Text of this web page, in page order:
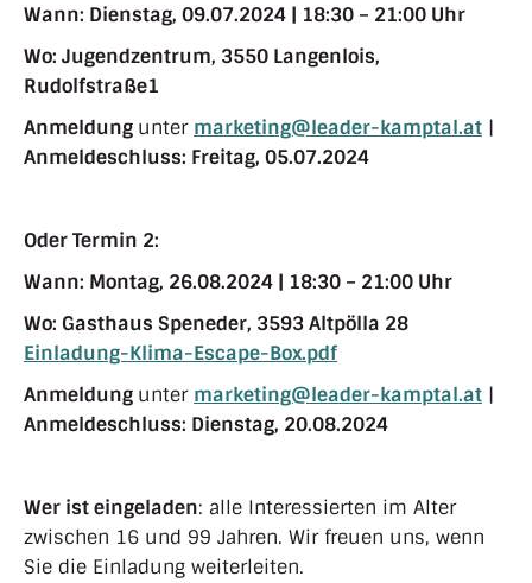
Wann: Dienstag, 09.07.2024 | 18:30 – 21:00 Uhr
Wo: Jugendzentrum, 3550 Langenlois,
Rudolfstraße1
Anmeldung unter marketing@leader-kamptal.at |
Anmeldeschluss: Freitag, 05.07.2024
Oder Termin 2:
Wann: Montag, 26.08.2024 | 18:30 – 21:00 Uhr
Wo: Gasthaus Speneder, 3593 Altpölla 28
Einladung-Klima-Escape-Box.pdf
Anmeldung unter marketing@leader-kamptal.at |
Anmeldeschluss: Dienstag, 20.08.2024
Wer ist eingeladen: alle Interessierten im Alter
zwischen 16 und 99 Jahren. Wir freuen uns, wenn
Sie die Einladung weiterleiten.